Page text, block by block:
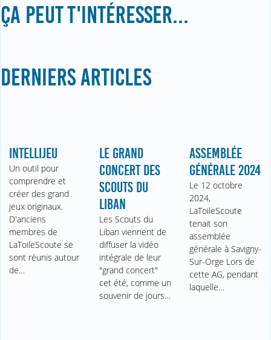
ÇA PEUT T'INTÉRESSER...
DERNIERS ARTICLES
INTELLIJEU
Un outil pour
comprendre et
créer des grand
jeux originaux.
D'anciens
membres de
LaToileScoute se
sont réunis autour
de…
LE GRAND
CONCERT DES
SCOUTS DU
LIBAN
Les Scouts du
Liban viennent de
diffuser la vidéo
intégrale de leur
"grand concert"
cet été, comme un
souvenir de jours…
ASSEMBLÉE
GÉNÉRALE 2024
Le 12 octobre
2024,
LaToileScoute
tenait son
assemblée
générale à Savigny-
Sur-Orge Lors de
cette AG, pendant
laquelle…